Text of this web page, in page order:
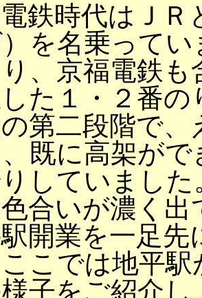
鉄時代はＪＲ
を名乗って
、京福電鉄
た１・２番
第二段階で
既に高架が
していまし
合いが濃く
開業を一足
こでは地平
子をご紹介